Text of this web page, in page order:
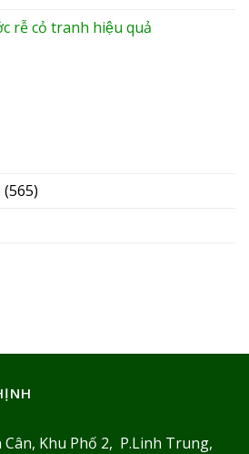
rễ cỏ tranh hiệu quả
(565)
Cân, Khu Phố 2, P.Linh Trung,